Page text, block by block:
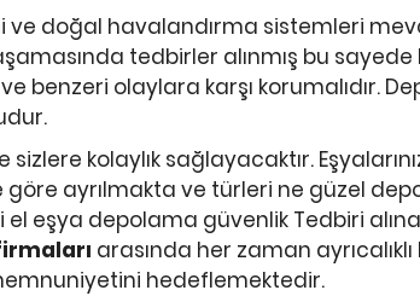
doğal havalandırma sistemleri
tedbirler alınmış bu
benzeri olaylara karşı korumalıdır.
kolaylık sağlayacaktır.
göre ayrılmakta ve türleri ne güzel
eşya depolama güvenlik Tedbiri
arasında her zaman
hedeflemektedir.